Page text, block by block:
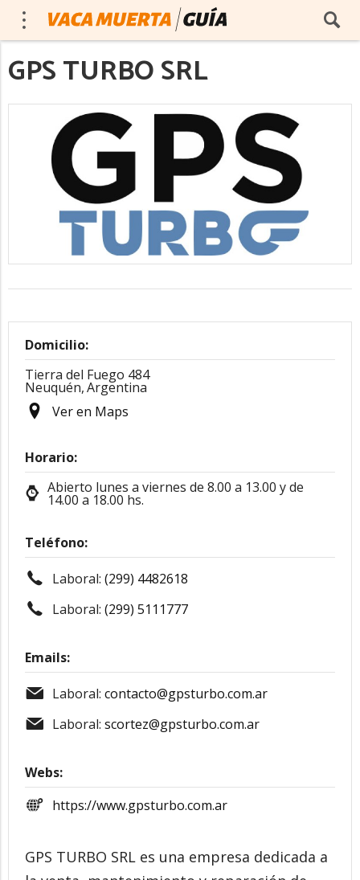
GPS TURBO SRL
Domicilio:
Tierra del Fuego 484
Neuquén,Argentina
Ver en Maps
Horario:
Abierto lunes a viernes de 8.00 a 13.00 y de
14.00 a 18.00 hs.
Teléfono:
Laboral: (299) 4482618
Laboral: (299) 5111777
Emails:
Laboral: contacto@gpsturbo.com.ar
Laboral: scortez@gpsturbo.com.ar
Webs:
https://www.gpsturbo.com.ar
GPS TURBO SRL es una empresa dedicada a